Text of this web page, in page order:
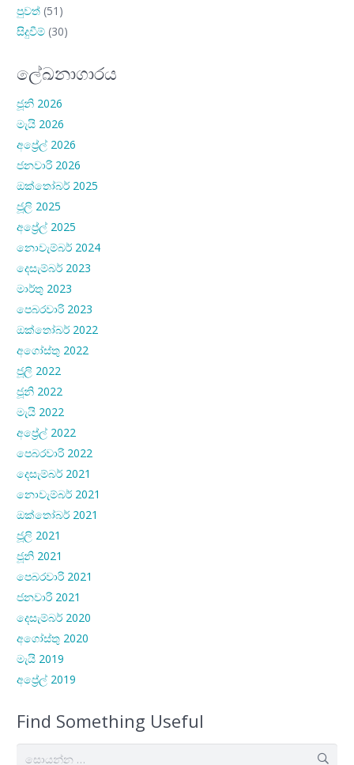
පුවත් (51)
සිදුවීම් (30)
ලේඛනාගාරය
ජූනි 2026
මැයි 2026
අප්‍රේල් 2026
ජනවාරි 2026
ඔක්තෝබර් 2025
ජූලි 2025
අප්‍රේල් 2025
නොවැම්බර් 2024
දෙසැම්බර් 2023
මාර්තු 2023
පෙබරවාරි 2023
ඔක්තෝබර් 2022
අගෝස්තු 2022
ජූලි 2022
ජූනි 2022
මැයි 2022
අප්‍රේල් 2022
පෙබරවාරි 2022
දෙසැම්බර් 2021
නොවැම්බර් 2021
ඔක්තෝබර් 2021
ජූලි 2021
ජූනි 2021
පෙබරවාරි 2021
ජනවාරි 2021
දෙසැම්බර් 2020
අගෝස්තු 2020
මැයි 2019
අප්‍රේල් 2019
Find Something Useful
සොයන්න: